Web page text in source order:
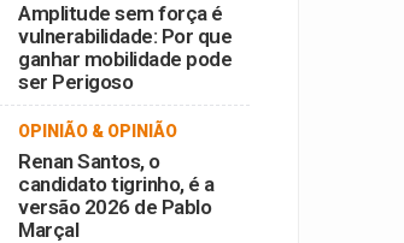
Amplitude sem força é
vulnerabilidade: Por que
ganhar mobilidade pode
ser Perigoso
OPINIÃO & OPINIÃO
Renan Santos, o
candidato tigrinho, é a
versão 2026 de Pablo
Marçal